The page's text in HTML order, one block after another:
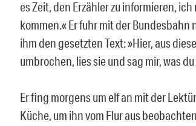
es Zeit, den Erzähler zu informieren,
kommen.« Er fuhr mit der
ihm den gesetzten Text: »Hier, aus
umbrochen, lies sie und sag mir, was
Er fing morgens um elf an mit der
Küche, um ihn vom Flur aus